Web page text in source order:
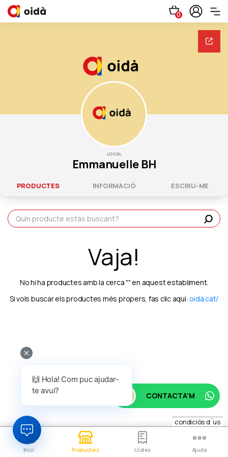
0
LOCAL
Emmanuelle BH
PRODUCTES INFORMACIÓ ESCRIU-ME
Vaja!
No hi ha productes amb la cerca "" en aquest establiment.
Si vols buscar els productes més propers, fas clic aquí:oidà.cat/
condiciós d´us
Inici Productors Llistes Ajuda
CONTACTA'M
🙌 Hola! Com puc ajudar-
te avui?